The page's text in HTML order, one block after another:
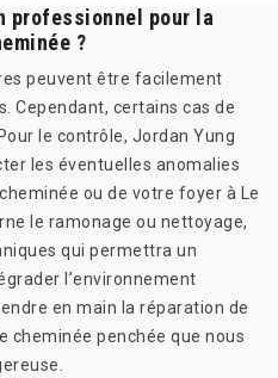
professionnel pour la
?
peuvent être facilement
Cependant, certains cas de
le contrôle, Jordan Yung
les éventuelles anomalies
ou de votre foyer à Le
le ramonage ou nettoyage,
qui permettra un
l’environnement
en main la réparation de
cheminée penchée que nous